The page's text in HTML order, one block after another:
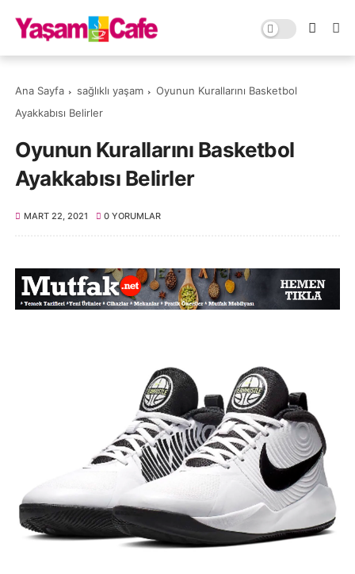
Ana Sayfa sağlıklı yaşam
Oyunun Kurallarını Basketbol
Ayakkabısı Belirler
Oyunun Kurallarını Basketbol
Ayakkabısı Belirler
MART 22, 2021 0 YORUMLAR